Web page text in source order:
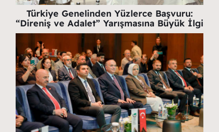
Türkiye Genelinden Yüzlerce Başvuru:
“Direniş ve Adalet” Yarışmasına Büyük İlgi